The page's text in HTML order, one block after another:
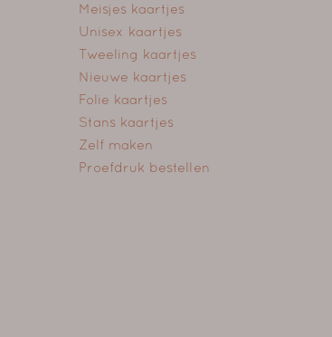
Meisjes kaartjes
Unisex kaartjes
Tweeling kaartjes
Nieuwe kaartjes
Folie kaartjes
Stans kaartjes
Zelf maken
Proefdruk bestellen